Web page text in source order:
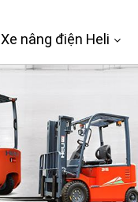
Xe nâng điện Heli